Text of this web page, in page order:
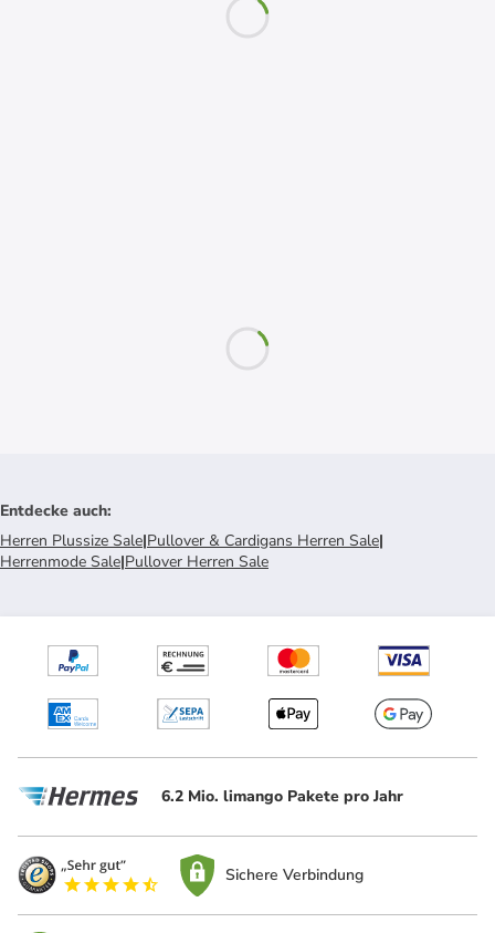
Entdecke auch:
Herren Plussize Sale|Pullover & Cardigans Herren Sale|
Herrenmode Sale|Pullover Herren Sale
6.2 Mio. limango Pakete pro Jahr
Sichere Verbindung